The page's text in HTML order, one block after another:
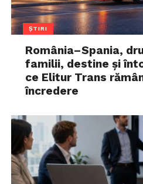
ȘTIRI
România–Spania,
familii, destine și
ce Elitur Trans
încredere